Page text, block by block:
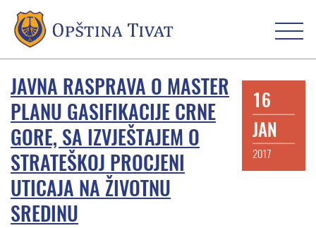
JAVNA RASPRAVA O MASTER
PLANU GASIFIKACIJE CRNE
GORE, SA IZVJEŠTAJEM O
STRATEŠKOJ PROCJENI
UTICAJA NA ŽIVOTNU
SREDINU
16
JAN
2017